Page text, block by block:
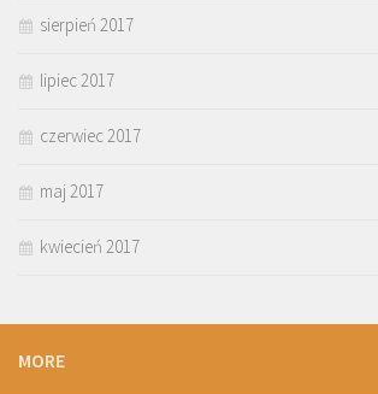
sierpień 2017
lipiec 2017
czerwiec 2017
maj 2017
kwiecień 2017
MORE